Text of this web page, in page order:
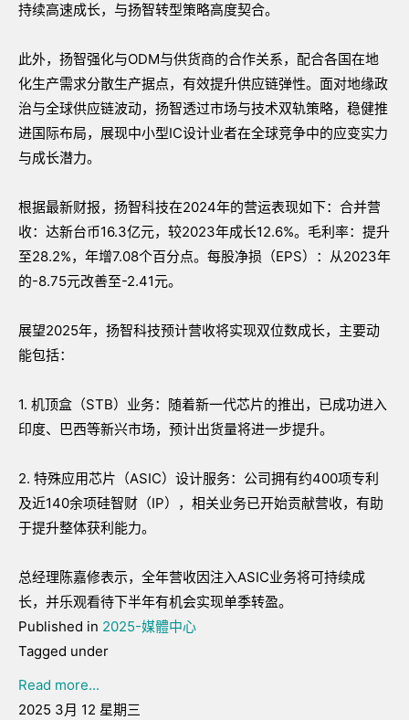
持续高速成长，与扬智转型策略高度契合。
此外，扬智强化与ODM与供货商的合作关系，配合各国在地
化生产需求分散生产据点，有效提升供应链弹性。面对地缘政
治与全球供应链波动，扬智透过市场与技术双轨策略，稳健推
进国际布局，展现中小型IC设计业者在全球竞争中的应变实力
与成长潜力。
根据最新财报，扬智科技在2024年的营运表现如下：合并营
收：达新台币16.3亿元，较2023年成长12.6%。毛利率：提升
至28.2%，年增7.08个百分点。每股净损（EPS）：从2023年
的-8.75元改善至-2.41元。
展望2025年，扬智科技预计营收将实现双位数成长，主要动
能包括：
1. 机顶盒（STB）业务：随着新一代芯片的推出，已成功进入
印度、巴西等新兴市场，预计出货量将进一步提升。
2. 特殊应用芯片（ASIC）设计服务：公司拥有约400项专利
及近140余项硅智财（IP），相关业务已开始贡献营收，有助
于提升整体获利能力。
总经理陈嘉修表示，全年营收因注入ASIC业务将可持续成
长，并乐观看待下半年有机会实现单季转盈。
Published in 2025-媒體中心
Tagged under
Read more...
2025 3月 12 星期三